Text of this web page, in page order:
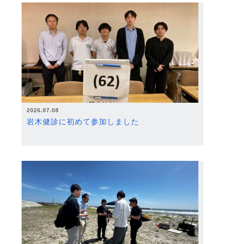
2026.07.08
岩木健診に初めて参加しました